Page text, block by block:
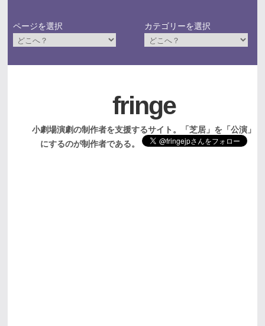
ページを選択 カテゴリーを選択
fringe
小劇場演劇の制作者を支援するサイト。「芝居」を「公演」
にするのが制作者である。